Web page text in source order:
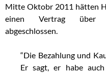
Mitte Oktobr 2011 hätten
einen Vertrag über
abgeschlossen.
“Die Bezahlung und
Er sagt, er habe